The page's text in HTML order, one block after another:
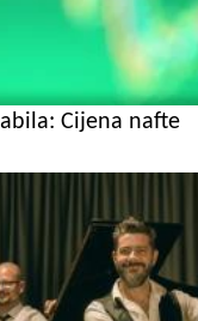
Cijena nafte